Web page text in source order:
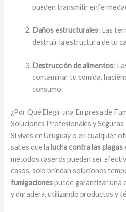
pueden transmitir
Daños estructurales: Las
destruir la estructura de tu
Destrucción de alimentos:
contaminar tu comida,
consumo.
¿Por Qué Elegir una Empresa de
Soluciones Profesionales y Seguras
Si vives en Uruguay o en cualquier
sabes que la lucha contra las plagas
métodos caseros pueden ser
casos, solo brindan soluciones
fumigacionespuede garantizar una
y duradera, utilizando productos y